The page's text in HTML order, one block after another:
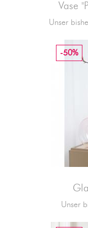
Vase
Unser
Unser
-50%